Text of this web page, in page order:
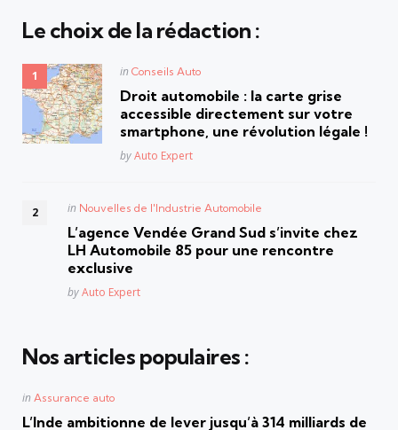
Le choix de la rédaction :
Posted
in Conseils Auto
Droit automobile : la carte grise
accessible directement sur votre
smartphone, une révolution légale !
Posted
byAuto Expert
Posted
in Nouvelles de l'Industrie Automobile
L’agence Vendée Grand Sud s’invite chez
LH Automobile 85 pour une rencontre
exclusive
Posted
byAuto Expert
Nos articles populaires :
Posted
in Assurance auto
L’Inde ambitionne de lever jusqu’à 314 milliards de